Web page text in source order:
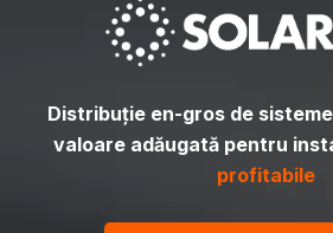
Distribuție en-gros de
valoare adăugată pentru
profitabile